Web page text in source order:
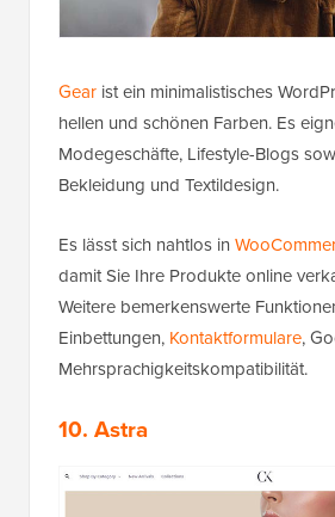
Gear ist ein minimalistisches
hellen und schönen Farben. Es
Modegeschäfte, Lifestyle-Blogs
Bekleidung und Textildesign.
Es lässt sich nahtlos in
damit Sie Ihre Produkte online
Weitere bemerkenswerte
Einbettungen, Kontaktformulare,
Mehrsprachigkeitskompatibilität.
10. Astra